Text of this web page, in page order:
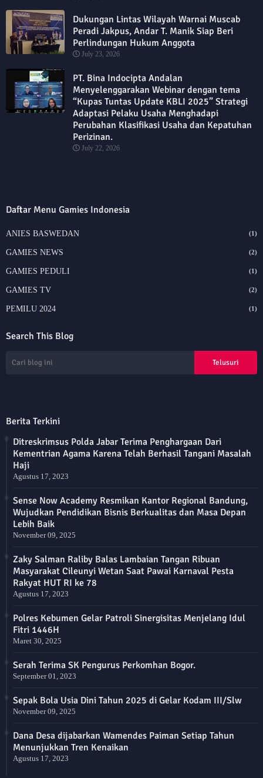
Dukungan Lintas Wilayah Warnai Muscab
Peradi Jakpus, Andar T. Manik Siap Beri
Perlindungan Hukum Anggota
July 23, 2026
PT. Bina Indocipta Andalan
Menyelenggarakan Webinar dengan tema
“Kupas Tuntas Update KBLI 2025” Strategi
Adaptasi Pelaku Usaha Menghadapi
Perubahan Klasifikasi Usaha dan Kepatuhan
Perizinan.
July 22, 2026
Daftar Menu Gamies Indonesia
ANIES BASWEDAN (1)
GAMIES NEWS (2)
GAMIES PEDULI (1)
GAMIES TV (2)
PEMILU 2024 (1)
Search This Blog
Berita Terkini
Ditreskrimsus Polda Jabar Terima Penghargaan Dari
Kementrian Agama Karena Telah Berhasil Tangani Masalah
Haji
Agustus 17, 2023
Sense Now Academy Resmikan Kantor Regional Bandung,
Wujudkan Pendidikan Bisnis Berkualitas dan Masa Depan
Lebih Baik
November 09, 2025
Zaky Salman Raliby Balas Lambaian Tangan Ribuan
Masyarakat Cileunyi Wetan Saat Pawai Karnaval Pesta
Rakyat HUT RI ke 78
Agustus 17, 2023
Polres Kebumen Gelar Patroli Sinergisitas Menjelang Idul
Fitri 1446H
Maret 30, 2025
Serah Terima SK Pengurus Perkomhan Bogor.
September 01, 2023
Sepak Bola Usia Dini Tahun 2025 di Gelar Kodam III/Slw
November 09, 2025
Dana Desa dijabarkan Wamendes Paiman Setiap Tahun
Menunjukkan Tren Kenaikan
Agustus 17, 2023